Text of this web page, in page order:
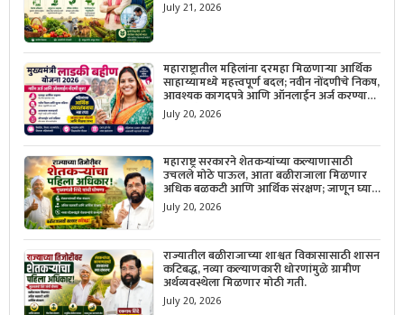
July 21, 2026
महाराष्ट्रातील महिलांना दरमहा मिळणाऱ्या आर्थिक
साहाय्यामध्ये महत्त्वपूर्ण बदल; नवीन नोंदणीचे निकष,
आवश्यक कागदपत्रे आणि ऑनलाईन अर्ज करण्याची
सोपी प्रक्रिया जाणून घ्या.
July 20, 2026
महाराष्ट्र सरकारने शेतकऱ्यांच्या कल्याणासाठी
उचलले मोठे पाऊल, आता बळीराजाला मिळणार
अधिक बळकटी आणि आर्थिक संरक्षण; जाणून घ्या
सरकारचा नवा संकल्प.
July 20, 2026
राज्यातील बळीराजाच्या शाश्वत विकासासाठी शासन
कटिबद्ध, नव्या कल्याणकारी धोरणांमुळे ग्रामीण
अर्थव्यवस्थेला मिळणार मोठी गती.
July 20, 2026